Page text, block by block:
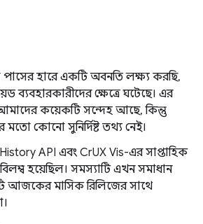
হারে একটি অবনতি লক্ষ্য করছি,
ব্যবহারকারীদের ক্ষেত্রে ঘটেছে। এর
কয়েকটি সন্দেহ আছে, কিন্তু
কোনো সুনির্দিষ্ট তথ্য নেই।
API এবং CrUX Vis-এর সাপ্তাহিক
হয়েছিল। সমস্যাটি এখন সমাধান
আজকের মাসিক রিলিজের সাথে